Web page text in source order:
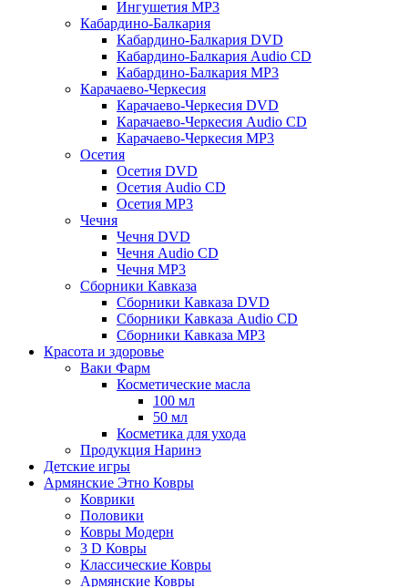
Ингушетия MP3
Кабардино-Балкария
Кабардино-Балкария DVD
Кабардино-Балкария Audio CD
Кабардино-Балкария MP3
Карачаево-Черкесия
Карачаево-Черкесия DVD
Карачаево-Черкесия Audio CD
Карачаево-Черкесия MP3
Осетия
Осетия DVD
Осетия Audio CD
Осетия MP3
Чечня
Чечня DVD
Чечня Audio CD
Чечня MP3
Сборники Кавказа
Сборники Кавказа DVD
Сборники Кавказа Audio CD
Сборники Кавказа MP3
Красота и здоровье
Ваки Фарм
Косметические масла
100 мл
50 мл
Косметика для ухода
Продукция Наринэ
Детские игры
Армянские Этно Ковры
Коврики
Половики
Ковры Модерн
3 D Ковры
Классические Ковры
Армянские Ковры